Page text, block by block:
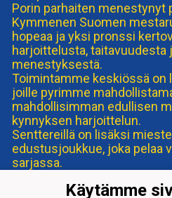
Porin parhaiten menestynyt
Kymmenen Suomen
hopeaa ja yksi pronssi
harjoittelusta, taitavuudesta
menestyksestä.
Toimintamme keskiössä on
joille pyrimme
mahdollisimman edullisen
kynnyksen harjoittelun.
Senttereillä on lisäksi
edustusjoukkue, joka pelaa
sarjassa.
Käytämme